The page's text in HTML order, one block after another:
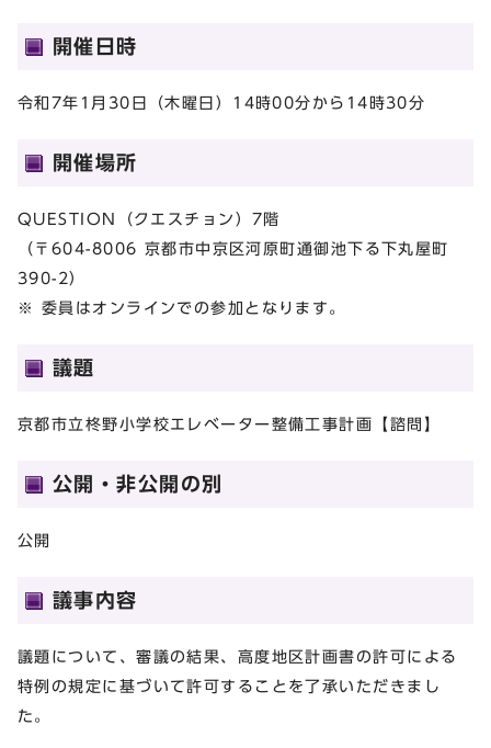
開催日時
令和7年1月30日（木曜日）14時00分から14時30分
開催場所
QUESTION（クエスチョン）7階
（〒604-8006 京都市中京区河原町通御池下る下丸屋町
390-2）
※ 委員はオンラインでの参加となります。
議題
京都市立柊野小学校エレベーター整備工事計画【諮問】
公開・非公開の別
公開
議事内容
議題について、審議の結果、高度地区計画書の許可による
特例の規定に基づいて許可することを了承いただきまし
た。